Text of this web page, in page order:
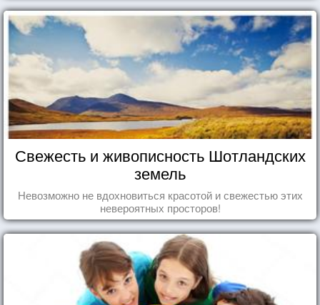
Свежесть и живописность Шотландских
земель
Невозможно не вдохновиться красотой и свежестью этих
невероятных просторов!